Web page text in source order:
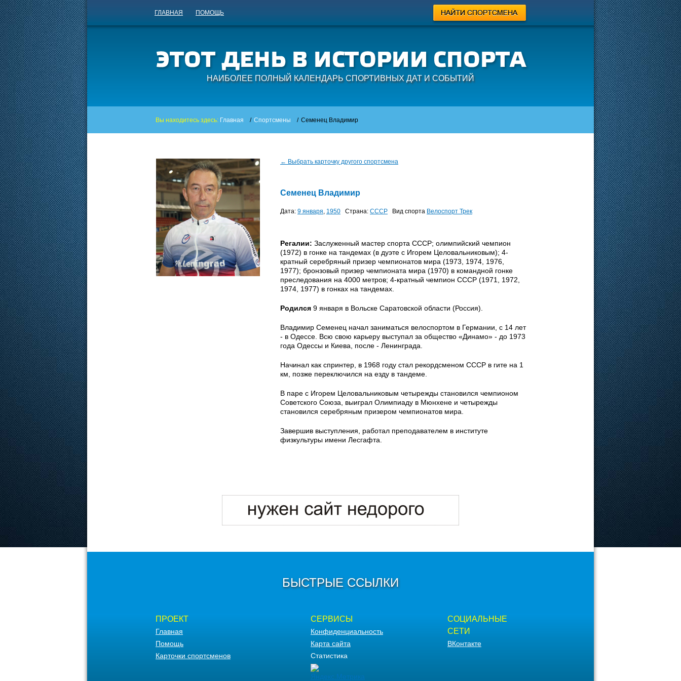
ГЛАВНАЯ ПОМОЩЬ
НАИБОЛЕЕ ПОЛНЫЙ КАЛЕНДАРЬ СПОРТИВНЫХ ДАТ И СОБЫТИЙ
Вы находитесь здесь: Главная / Спортсмены / Семенец Владимир
← Выбрать карточку другого спортсмена
Семенец Владимир
Дата: 9 января, 1950 Страна: СССР Вид спорта Велоспорт Трек
Регалии: Заслуженный мастер спорта СССР; олимпийский чемпион
(1972) в гонке на тандемах (в дуэте с Игорем Целовальниковым); 4-
кратный серебряный призер чемпионатов мира (1973, 1974, 1976,
1977); бронзовый призер чемпионата мира (1970) в командной гонке
преследования на 4000 метров; 4-кратный чемпион СССР (1971, 1972,
1974, 1977) в гонках на тандемах.
Родился 9 января в Вольске Саратовской области (Россия).
Владимир Семенец начал заниматься велоспортом в Германии, с 14 лет
- в Одессе. Всю свою карьеру выступал за общество «Динамо» - до 1973
года Одессы и Киева, после - Ленинграда.
Начинал как спринтер, в 1968 году стал рекордсменом СССР в гите на 1
км, позже переключился на езду в тандеме.
В паре с Игорем Целовальниковым четырежды становился чемпионом
Советского Союза, выиграл Олимпиаду в Мюнхене и четырежды
становился серебряным призером чемпионатов мира.
Завершив выступления, работал преподавателем в институте
физкультуры имени Лесгафта.
БЫСТРЫЕ ССЫЛКИ
ПРОЕКТ
Главная
Помощь
Карточки спортсменов
СЕРВИСЫ
Конфиденциальность
Карта сайта
Статистика
СОЦИАЛЬНЫЕ
СЕТИ
ВКонтакте